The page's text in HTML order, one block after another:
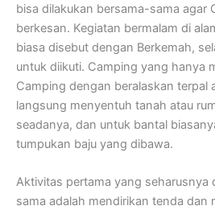
bisa dilakukan bersama-sama agar
berkesan. Kegiatan bermalam di
biasa disebut dengan Berkemah,
untuk diikuti. Camping yang hanya
Camping dengan beralaskan terpal
langsung menyentuh tanah atau
seadanya, dan untuk bantal
tumpukan baju yang dibawa.
Aktivitas pertama yang seharusnya
sama adalah mendirikan tenda dan